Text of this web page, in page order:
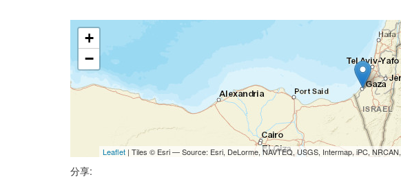
+
−
Leaflet| Tiles © Esri — Source: Esri, DeLorme, NAVTEQ, USGS, Intermap, iPC,
分享: